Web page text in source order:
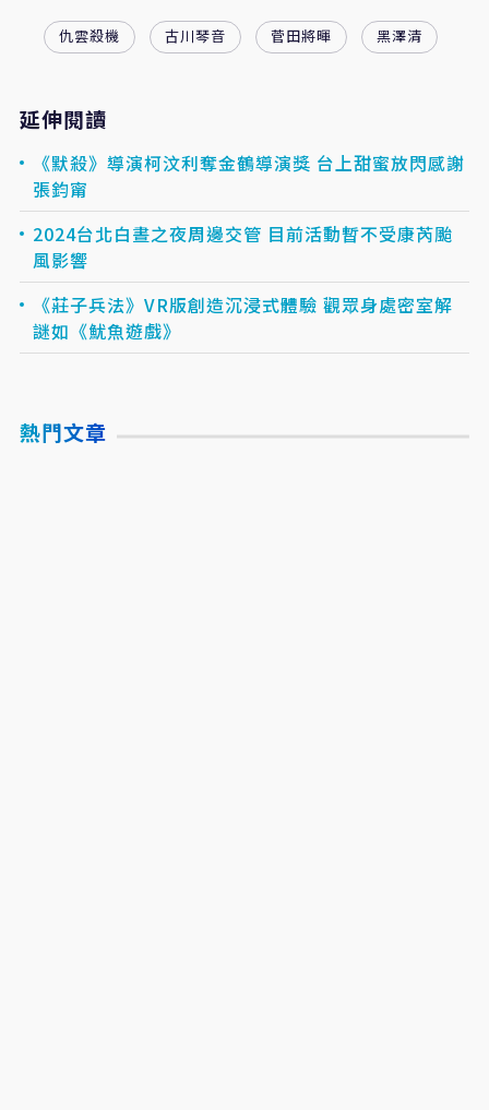
仇雲殺機 古川琴音 菅田將暉 黑澤清
延伸閱讀
《默殺》導演柯汶利奪金鶴導演獎 台上甜蜜放閃感謝
張鈞甯
2024台北白晝之夜周邊交管 目前活動暫不受康芮颱
風影響
《莊子兵法》VR版創造沉浸式體驗 觀眾身處密室解
謎如《魷魚遊戲》
熱門文章